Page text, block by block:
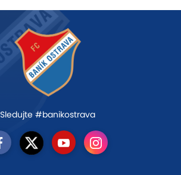
Sledujte #banikostrava